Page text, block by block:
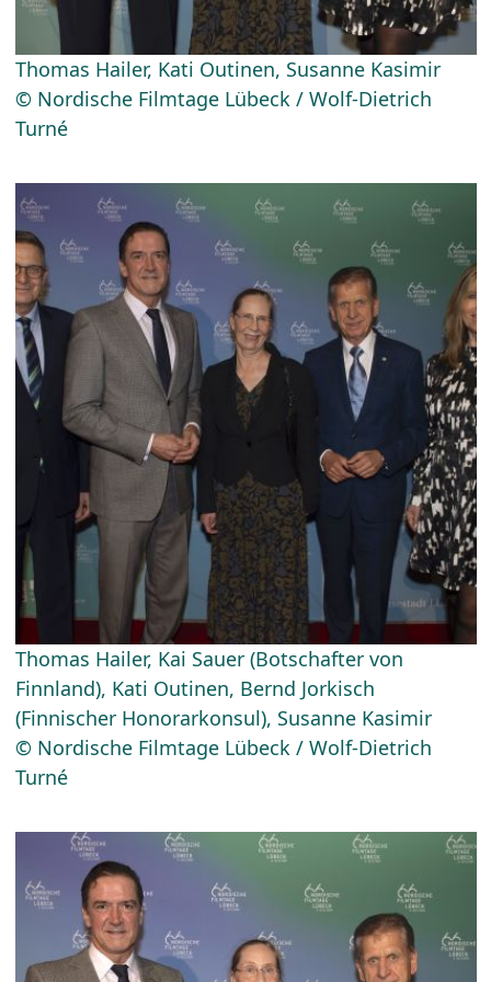
Thomas Hailer, Kati Outinen, Susanne Kasimir
© Nordische Filmtage Lübeck / Wolf-Dietrich
Turné
Thomas Hailer, Kai Sauer (Botschafter von
Finnland), Kati Outinen, Bernd Jorkisch
(Finnischer Honorarkonsul), Susanne Kasimir
© Nordische Filmtage Lübeck / Wolf-Dietrich
Turné